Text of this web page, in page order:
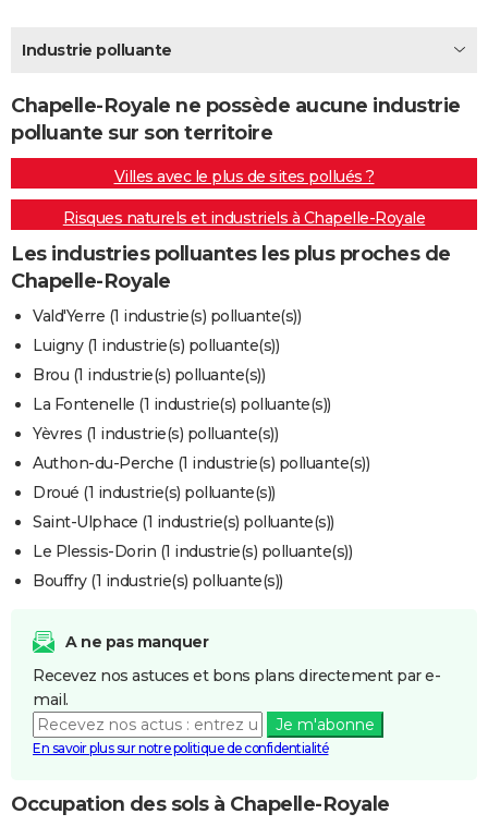
BONS PLANS
CARTE DE VOEUX
Carte de Noël
Carte Bonne année
Carte Saint-Valentin
Carte Pâques
Carte d'anniversaire
DICTIONNAIRE
Dictionnaire
Biographies
Citations
Expressions
Proverbes
PROGRAMME TV
COPAINS D'AVANT
Service militaire
Avis de recherche
AVIS DE DÉCÈS
FORUM
Industrie polluante
Chapelle-Royale ne possède aucune industrie
polluante sur son territoire
Villes avec le plus de sites pollués ?
Risques naturels et industriels à Chapelle-Royale
Les industries polluantes les plus proches de
Chapelle-Royale
Vald'Yerre (1 industrie(s) polluante(s))
Luigny (1 industrie(s) polluante(s))
Brou (1 industrie(s) polluante(s))
La Fontenelle (1 industrie(s) polluante(s))
Yèvres (1 industrie(s) polluante(s))
Authon-du-Perche (1 industrie(s) polluante(s))
Droué (1 industrie(s) polluante(s))
Saint-Ulphace (1 industrie(s) polluante(s))
Le Plessis-Dorin (1 industrie(s) polluante(s))
Bouffry (1 industrie(s) polluante(s))
A ne pas manquer
Recevez nos astuces et bons plans directement par e-
mail.
Je m'abonne
En savoir plus sur notre politique de confidentialité
Occupation des sols à Chapelle-Royale